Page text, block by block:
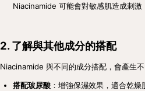
Niacinamide 可能會對敏感肌造成刺激
2. 了解與其他成分的搭配
Niacinamide 與不同的成分搭配，會產生不
搭配玻尿酸 ：增強保濕效果，適合乾燥